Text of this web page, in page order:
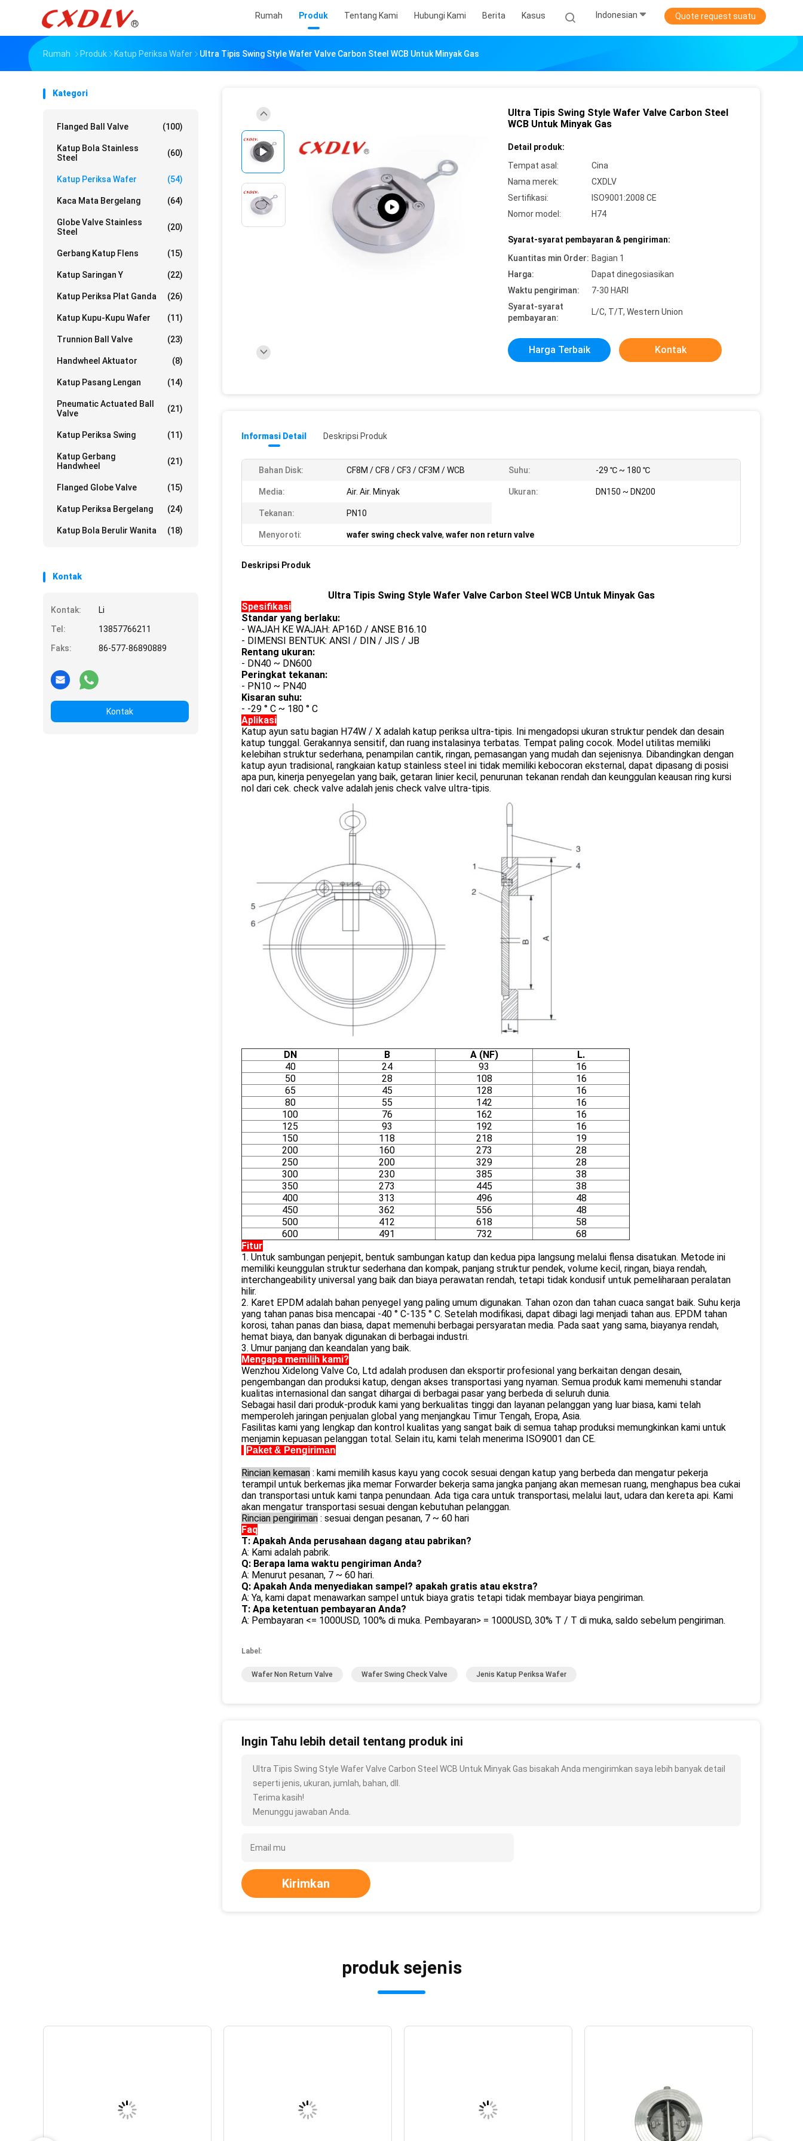
Rumah Produk Tentang Kami Hubungi Kami Berita Kasus Indonesian Quote request suatu
Rumah Produk Katup Periksa Wafer Ultra Tipis Swing Style Wafer Valve Carbon Steel WCB Untuk Minyak Gas
Kategori
Flanged Ball Valve (100)
Katup Bola Stainless
Steel
(60)
Katup Periksa Wafer (54)
Kaca Mata Bergelang (64)
Globe Valve Stainless
Steel
(20)
Gerbang Katup Flens (15)
Katup Saringan Y (22)
Katup Periksa Plat Ganda (26)
Katup Kupu-Kupu Wafer (11)
Trunnion Ball Valve (23)
Handwheel Aktuator (8)
Katup Pasang Lengan (14)
Pneumatic Actuated Ball
Valve
(21)
Katup Periksa Swing (11)
Katup Gerbang
Handwheel
(21)
Flanged Globe Valve (15)
Katup Periksa Bergelang (24)
Katup Bola Berulir Wanita (18)
Kontak
Kontak:
Li
Tel:
13857766211
Faks:
86-577-86890889
Kontak
Ultra Tipis Swing Style Wafer Valve Carbon Steel
WCB Untuk Minyak Gas
Detail produk:
Tempat asal:
Cina
Nama merek:
CXDLV
Sertifikasi:
ISO9001:2008 CE
Nomor model:
H74
Syarat-syarat pembayaran & pengiriman:
Kuantitas min Order: Bagian 1
Harga:
Dapat dinegosiasikan
Waktu pengiriman:
7-30 HARI
Syarat-syarat
pembayaran:
L/C, T/T, Western Union
Harga Terbaik Kontak
Informasi Detail Deskripsi Produk
Bahan Disk: CF8M / CF8 / CF3 / CF3M / WCB Suhu: -29 ℃ ~ 180 ℃
Media: Air. Air. Minyak Ukuran: DN150 ~ DN200
Tekanan: PN10
Menyoroti: wafer swing check valve, wafer non return valve
Deskripsi Produk
Ultra Tipis Swing Style Wafer Valve Carbon Steel WCB Untuk Minyak Gas
Spesifikasi
Standar yang berlaku:
- WAJAH KE WAJAH: AP16D / ANSE B16.10
- DIMENSI BENTUK: ANSI / DIN / JIS / JB
Rentang ukuran:
- DN40 ~ DN600
Peringkat tekanan:
- PN10 ~ PN40
Kisaran suhu:
- -29 ° C ~ 180 ° C
Aplikasi
Katup ayun satu bagian H74W / X adalah katup periksa ultra-tipis. Ini mengadopsi ukuran struktur pendek dan desain
katup tunggal. Gerakannya sensitif, dan ruang instalasinya terbatas. Tempat paling cocok. Model utilitas memiliki
kelebihan struktur sederhana, penampilan cantik, ringan, pemasangan yang mudah dan sejenisnya. Dibandingkan dengan
katup ayun tradisional, rangkaian katup stainless steel ini tidak memiliki kebocoran eksternal, dapat dipasang di posisi
apa pun, kinerja penyegelan yang baik, getaran linier kecil, penurunan tekanan rendah dan keunggulan keausan ring kursi
nol dari cek. check valve adalah jenis check valve ultra-tipis.
DN B A (NF)
L.
40
24 93
16
50
28 108
16
65
45 128
16
80
55 142
16
100
76 162
16
125
93 192
16
150
118 218
19
200
160 273
28
250
200 329
28
300
230 385
38
350
273 445
38
400
313 496
48
450
362 556
48
500
412 618
58
600
491 732
68
Fitur
1. Untuk sambungan penjepit, bentuk sambungan katup dan kedua pipa langsung melalui flensa disatukan. Metode ini
memiliki keunggulan struktur sederhana dan kompak, panjang struktur pendek, volume kecil, ringan, biaya rendah,
interchangeability universal yang baik dan biaya perawatan rendah, tetapi tidak kondusif untuk pemeliharaan peralatan
hilir.
2. Karet EPDM adalah bahan penyegel yang paling umum digunakan. Tahan ozon dan tahan cuaca sangat baik. Suhu kerja
yang tahan panas bisa mencapai -40 ° C-135 ° C. Setelah modifikasi, dapat dibagi lagi menjadi tahan aus. EPDM tahan
korosi, tahan panas dan biasa, dapat memenuhi berbagai persyaratan media. Pada saat yang sama, biayanya rendah,
hemat biaya, dan banyak digunakan di berbagai industri.
3. Umur panjang dan keandalan yang baik.
Mengapa memilih kami?
Wenzhou Xidelong Valve Co, Ltd adalah produsen dan eksportir profesional yang berkaitan dengan desain,
pengembangan dan produksi katup, dengan akses transportasi yang nyaman. Semua produk kami memenuhi standar
kualitas internasional dan sangat dihargai di berbagai pasar yang berbeda di seluruh dunia.
Sebagai hasil dari produk-produk kami yang berkualitas tinggi dan layanan pelanggan yang luar biasa, kami telah
memperoleh jaringan penjualan global yang menjangkau Timur Tengah, Eropa, Asia.
Fasilitas kami yang lengkap dan kontrol kualitas yang sangat baik di semua tahap produksi memungkinkan kami untuk
menjamin kepuasan pelanggan total. Selain itu, kami telah menerima ISO9001 dan CE.
Paket & Pengiriman
Rincian kemasan : kami memilih kasus kayu yang cocok sesuai dengan katup yang berbeda dan mengatur pekerja
terampil untuk berkemas jika memar Forwarder bekerja sama jangka panjang akan memesan ruang, menghapus bea cukai
dan transportasi untuk kami tanpa penundaan. Ada tiga cara untuk transportasi, melalui laut, udara dan kereta api. Kami
akan mengatur transportasi sesuai dengan kebutuhan pelanggan.
Rincian pengiriman : sesuai dengan pesanan, 7 ~ 60 hari
Faq
T: Apakah Anda perusahaan dagang atau pabrikan?
A: Kami adalah pabrik.
Q: Berapa lama waktu pengiriman Anda?
A: Menurut pesanan, 7 ~ 60 hari.
Q: Apakah Anda menyediakan sampel? apakah gratis atau ekstra?
A: Ya, kami dapat menawarkan sampel untuk biaya gratis tetapi tidak membayar biaya pengiriman.
T: Apa ketentuan pembayaran Anda?
A: Pembayaran <= 1000USD, 100% di muka. Pembayaran> = 1000USD, 30% T / T di muka, saldo sebelum pengiriman.
Label:
Wafer Non Return Valve Wafer Swing Check Valve Jenis Katup Periksa Wafer
Ingin Tahu lebih detail tentang produk ini
Ultra Tipis Swing Style Wafer Valve Carbon Steel WCB Untuk Minyak Gas bisakah Anda mengirimkan saya lebih banyak detail
seperti jenis, ukuran, jumlah, bahan, dll.
Terima kasih!
Menunggu jawaban Anda.
Kirimkan
produk sejenis